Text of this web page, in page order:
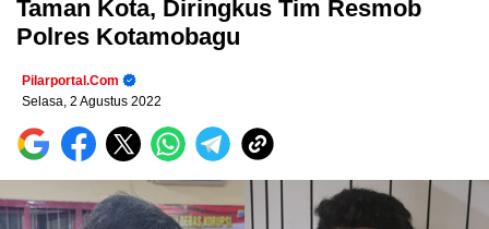
Taman Kota, Diringkus Tim Resmob
Polres Kotamobagu
Pilarportal.com
Selasa, 2 Agustus 2022